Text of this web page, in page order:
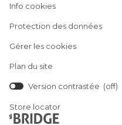
Info cookies(ouvre
une
fenêtre)
Protection des données(ouvre
Gérer les cookies
Plan du site
Version contrastée (off)
Store locator
(ouvre
dans